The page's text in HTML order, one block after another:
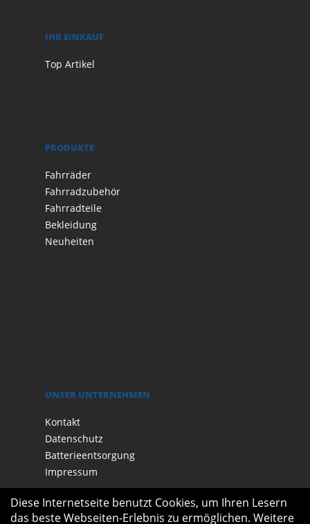
IHR EINKAUF
Top Artikel
PRODUKTE
Fahrräder
Fahrradzubehör
Fahrradteile
Bekleidung
Neuheiten
UNSER UNTERNEHMEN
Kontakt
Datenschutz
Batterieentsorgung
Impressum
Diese Internetseite benutzt Cookies, um Ihren Lesern
das beste Webseiten-Erlebnis zu ermöglichen. Weitere